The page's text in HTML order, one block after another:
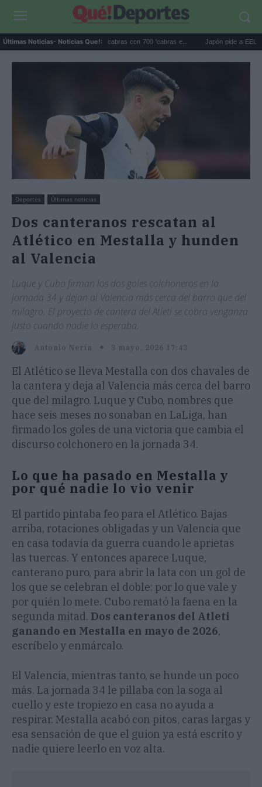
Últimas Noticias- Noticias Que!:
Galápagos eliminó 140.000 cabras con 700 'cabras e... Japón pide a EEUU que
Deportes Últimas noticias
Dos canteranos rescatan al
Atlético en Mestalla y hunden
al Valencia
Luque y Cubo firman los dos goles colchoneros en la
jornada 34 y dejan al Valencia más cerca del barro que del
milagro. El proyecto de cantera del Atleti se cobra venganza
justo cuando nadie lo esperaba.
Antonio Nerín 3 mayo, 2026 17:43
El Atlético se lleva Mestalla con dos chavales de
la cantera y deja al Valencia más cerca del barro
que del milagro. Luque y Cubo, nombres que
hace seis meses no sonaban en LaLiga, han
firmado los goles de una victoria que cambia el
discurso colchonero en la jornada 34.
Lo que ha pasado en Mestalla y
por qué nadie lo vio venir
El partido pintaba feo para el Atlético. Bajas
arriba, rotaciones obligadas y un Valencia que
en casa todavía da guerra cuando le aprietas
las tuercas. Y entonces aparece Luque,
canterano puro, para abrir la lata con un gol de
los que se celebran el doble: por lo que vale y
por quién lo mete. Cubo remató la faena en la
segunda mitad. Dos canteranos del Atleti
ganando en Mestalla en mayo de 2026,
escríbelo y enmárcalo.
El Valencia, mientras tanto, se hunde un poco
más. La jornada 34 le pillaba con la soga al
cuello y este tropiezo en casa no ayuda a
respirar. Mestalla acabó con pitos, caras largas y
esa sensación de que el guion ya está escrito y
nadie quiere leerlo en voz alta.